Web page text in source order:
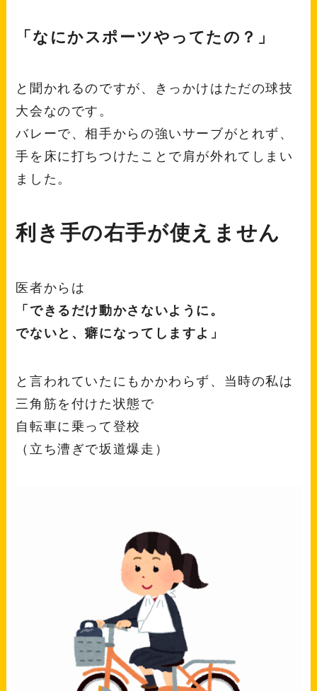
「なにかスポーツやってたの？」
と聞かれるのですが、きっかけはただの球技
大会なのです。
バレーで、相手からの強いサーブがとれず、
手を床に打ちつけたことで肩が外れてしまい
ました。
利き手の右手が使えません
医者からは
「できるだけ動かさないように。
でないと、癖になってしますよ」
と言われていたにもかかわらず、当時の私は
三角筋を付けた状態で
自転車に乗って登校
（立ち漕ぎで坂道爆走）